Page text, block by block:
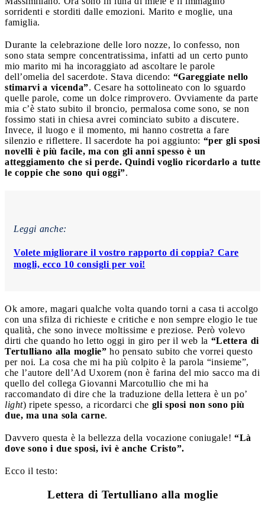
sorridenti e storditi dalle emozioni. Marito e moglie, una
famiglia.
Durante la celebrazione delle loro nozze, lo confesso, non
sono stata sempre concentratissima, infatti ad un certo punto
mio marito mi ha incoraggiato ad ascoltare le parole
dell’omelia del sacerdote. Stava dicendo: “Gareggiate nello
stimarvi a vicenda”. Cesare ha sottolineato con lo sguardo
quelle parole, come un dolce rimprovero. Ovviamente da parte
mia c’è stato subito il broncio, permalosa come sono, se non
fossimo stati in chiesa avrei cominciato subito a discutere.
Invece, il luogo e il momento, mi hanno costretta a fare
silenzio e riflettere. Il sacerdote ha poi aggiunto: “per gli sposi
novelli è più facile, ma con gli anni spesso è un
atteggiamento che si perde. Quindi voglio ricordarlo a tutte
le coppie che sono qui oggi”.
Leggi anche:
Volete migliorare il vostro rapporto di coppia? Care
mogli, ecco 10 consigli per voi!
Ok amore, magari qualche volta quando torni a casa ti accolgo
con una sfilza di richieste e critiche e non sempre elogio le tue
qualità, che sono invece moltissime e preziose. Però volevo
dirti che quando ho letto oggi in giro per il web la “Lettera di
Tertulliano alla moglie” ho pensato subito che vorrei questo
per noi. La cosa che mi ha più colpito è la parola “insieme”,
che l’autore dell’Ad Uxorem (non è farina del mio sacco ma di
quello del collega Giovanni Marcotullio che mi ha
raccomandato di dire che la traduzione della lettera è un po’
light) ripete spesso, a ricordarci che gli sposi non sono più
due, ma una sola carne.
Davvero questa è la bellezza della vocazione coniugale! “Là
dove sono i due sposi, ivi è anche Cristo”.
Ecco il testo:
Lettera di Tertulliano alla moglie